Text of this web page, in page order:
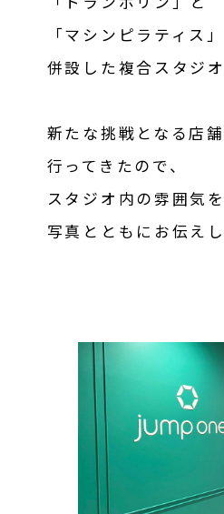
「マシンピラティス
併設した複合スタジ
新たな挑戦となる店
行ってきたので、
スタジオ内の雰囲気を
写真とともにお伝えし